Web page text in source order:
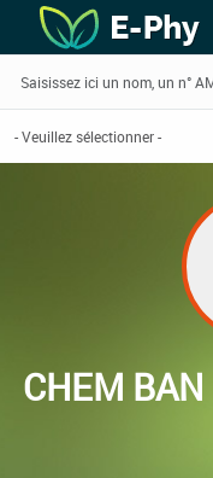
CHEM BAN